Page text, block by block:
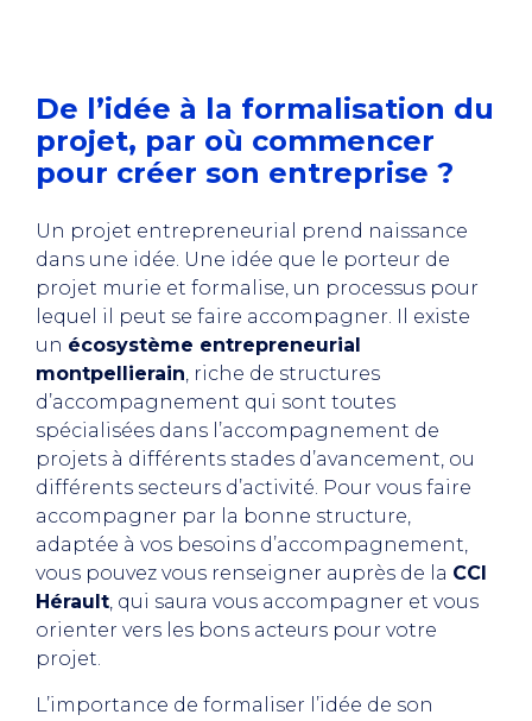
De l’idée à la formalisation du
projet, par où commencer
pour créer son entreprise ?
Un projet entrepreneurial prend naissance
dans une idée. Une idée que le porteur de
projet murie et formalise, un processus pour
lequel il peut se faire accompagner. Il existe
un écosystème entrepreneurial
montpellierain, riche de structures
d’accompagnement qui sont toutes
spécialisées dans l’accompagnement de
projets à différents stades d’avancement, ou
différents secteurs d’activité. Pour vous faire
accompagner par la bonne structure,
adaptée à vos besoins d’accompagnement,
vous pouvez vous renseigner auprès de la CCI
Hérault, qui saura vous accompagner et vous
orienter vers les bons acteurs pour votre
projet.
L’importance de formaliser l’idée de son